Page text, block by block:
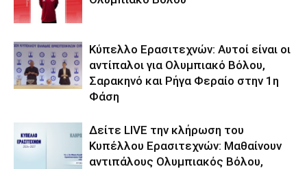
Κύπελλο Ερασιτεχνών: Αυτοί είναι οι
αντίπαλοι για Ολυμπιακό Βόλου,
Σαρακηνό και Ρήγα Φεραίο στην 1η
Φάση
Δείτε LIVE την κλήρωση του
Κυπέλλου Ερασιτεχνών: Μαθαίνουν
αντιπάλους Ολυμπιακός Βόλου,